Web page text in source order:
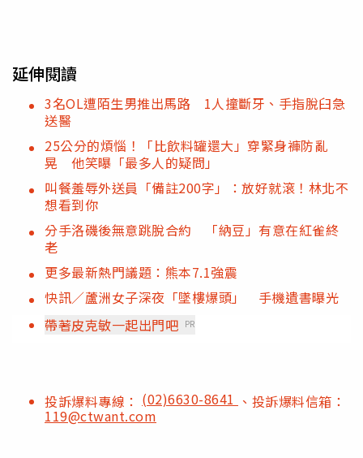
延伸閱讀
3名OL遭陌生男推出馬路 1人撞斷牙、手指脫臼急
送醫
25公分的煩惱！「比飲料罐還大」穿緊身褲防亂
晃 他笑曝「最多人的疑問」
叫餐羞辱外送員「備註200字」：放好就滾！林北不
想看到你
分手洛磯後無意跳脫合約 「納豆」有意在紅雀終
老
更多最新熱門議題：熊本7.1強震
快訊／蘆洲女子深夜「墜樓爆頭」 手機遺書曝光
帶著皮克敏一起出門吧 PR
投訴爆料專線： (02)6630-8641 、投訴爆料信箱：
119@ctwant.com